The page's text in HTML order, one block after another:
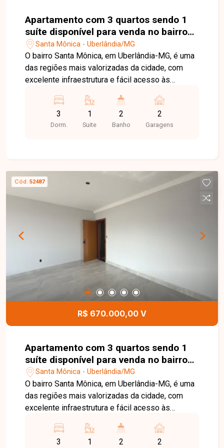
Apartamento com 3 quartos sendo 1
suíte disponível para venda no bairro
Santa Mônica em Uberlândia-MG
Santa Mônica - Uberlândia/MG
O bairro Santa Mônica, em Uberlândia-MG, é uma
das regiões mais valorizadas da cidade, com
excelente infraestrutura e fácil acesso às
universidades, supermercados, escolas,
farmácias, restaurantes e diversos serviços,
proporcionando praticidade e qualidade de vida.
garagem em gaveta. O imóvel oferece ambientes
amplos e bem distribuídos, ideal para quem
busca conforto e funcionalidade em uma
excelente localização. Entre em contato para
mais informações e agende uma visita para
conhecer este excelente apartamento.
3
Dorm.
1
Suite
2
Banho
2
Garagens
Cód. 52487
R$ 670.000,00 V
Apartamento com 3 quartos sendo 1
suíte disponível para venda no bairro
Santa Mônica em Uberlândia-MG
Santa Mônica - Uberlândia/MG
O bairro Santa Mônica, em Uberlândia-MG, é uma
das regiões mais valorizadas da cidade, com
excelente infraestrutura e fácil acesso às
universidades, supermercados, escolas,
farmácias, restaurantes e diversos serviços,
3 1 2 2